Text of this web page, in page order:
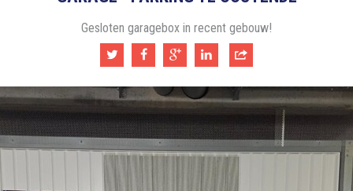
Gesloten garagebox in recent gebouw!